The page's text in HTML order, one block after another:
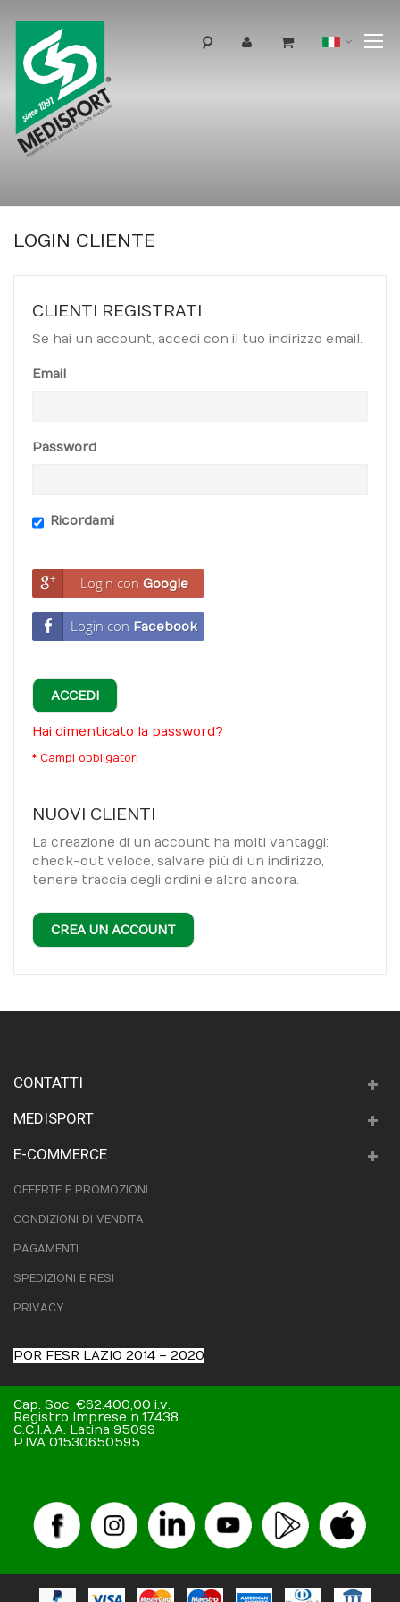
Lingua
LOGIN CLIENTE
CLIENTI REGISTRATI
Se hai un account, accedi con il tuo indirizzo email.
Email
Password
Ricordami
Login con Google
Login con Facebook
ACCEDI
Hai dimenticato la password?
NUOVI CLIENTI
La creazione di un account ha molti vantaggi:
check-out veloce, salvare più di un indirizzo,
tenere traccia degli ordini e altro ancora.
CREA UN ACCOUNT
CONTATTI
MEDISPORT
E-COMMERCE
OFFERTE E PROMOZIONI
CONDIZIONI DI VENDITA
PAGAMENTI
SPEDIZIONI E RESI
PRIVACY
POR FESR LAZIO 2014 – 2020
Cap. Soc. €62.400,00 i.v.
Registro Imprese n.17438
C.C.I.A.A. Latina 95099
P.IVA 01530650595